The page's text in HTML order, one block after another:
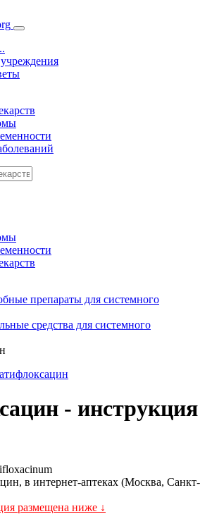
препараты для системного
средства для системного
- инструкция
в интернет-аптеках (Москва, Санкт-
размещена ниже ↓